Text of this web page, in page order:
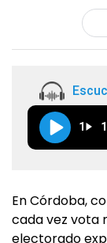
1
En Córdoba,
cada vez vota
electorado